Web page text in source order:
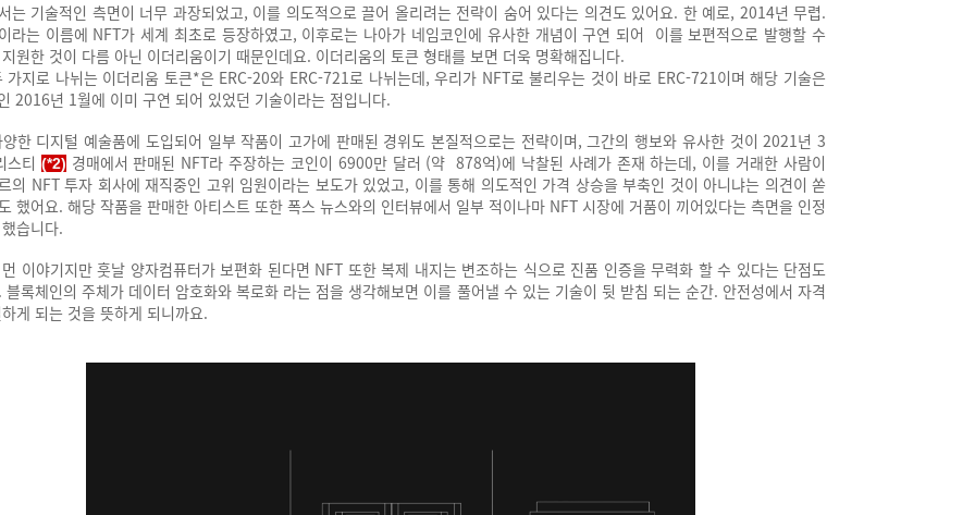
는 기술적인 측면이 너무 과장되었고, 이를 의도적으로 끌어 올리려는 전략이 숨어 있다는 의견도 있어요. 한 예로, 2014년 무렵.
라는 이름에 NFT가 세계 최초로 등장하였고, 이후로는 나아가 네임코인에 유사한 개념이 구연 되어 이를 보편적으로 발행할 수
원한 것이 다름 아닌 이더리움이기 때문인데요. 이더리움의 토큰 형태를 보면 더욱 명확해집니다.
가지로 나뉘는 이더리움 토큰*은 ERC-20와 ERC-721로 나뉘는데, 우리가 NFT로 불리우는 것이 바로 ERC-721이며해당 기술은
2016년 1월에 이미 구연 되어 있었던 기술이라는 점입니다.
한 디지털 예술품에 도입되어 일부 작품이 고가에 판매된 경위도 본질적으로는 전략이며, 그간의 행보와 유사한 것이2021년 3
스티 (*2) 경매에서 판매된 NFT라 주장하는 코인이 6900만 달러 (약 878억)에 낙찰된 사례가 존재 하는데, 이를 거래한 사람이
의 NFT 투자 회사에 재직중인 고위 임원이라는 보도가 있었고, 이를 통해 의도적인 가격 상승을 부축인 것이 아니냐는 의견이 쏟
했어요. 해당 작품을 판매한 아티스트 또한 폭스 뉴스와의 인터뷰에서 일부 적이나마 NFT 시장에 거품이 끼어있다는 측면을 인정
습니다.
이야기지만 훗날 양자컴퓨터가 보편화 된다면 NFT 또한 복제 내지는 변조하는 식으로 진품 인증을 무력화 할 수 있다는 단점도
블록체인의 주체가 데이터 암호화와 복로화 라는 점을 생각해보면 이를 풀어낼 수 있는 기술이 뒷 받침 되는 순간. 안전성에서 자격
게 되는 것을 뜻하게 되니까요.